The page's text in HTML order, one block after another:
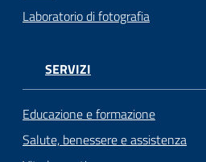
Laboratorio di fotografia
SERVIZI
Educazione e formazione
Salute, benessere e assistenza